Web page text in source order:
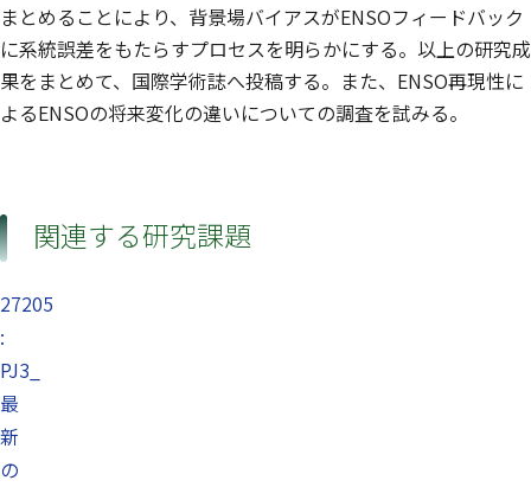
まとめることにより、背景場バイアスがENSOフィードバック
に系統誤差をもたらすプロセスを明らかにする。以上の研究成
果をまとめて、国際学術誌へ投稿する。また、ENSO再現性に
よるENSOの将来変化の違いについての調査を試みる。
関連する研究課題
27205
:
PJ3_
最
新
の